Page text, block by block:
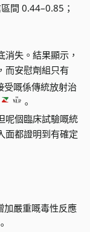
間 0.44–0.85；
失。結果顯示，
，而安慰劑組只有
受嘅係傳統放射治
。
呢個臨床試驗嘅統
面都證明到有確定
加嚴重嘅毒性反應
。